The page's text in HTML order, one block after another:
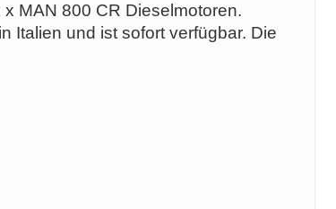
MAN 800 CR Dieselmotoren.
Italien und ist sofort verfügbar. Die